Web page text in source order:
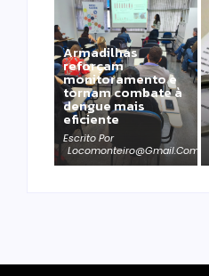
Armadilhas
reforçam
monitoramento e
tornam combate à
dengue mais
eficiente
Escrito Por
Locomonteiro@gmail.com